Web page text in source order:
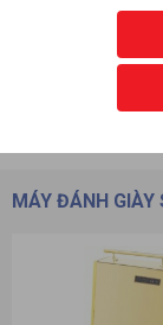
MÁY ĐÁNH GIÀY